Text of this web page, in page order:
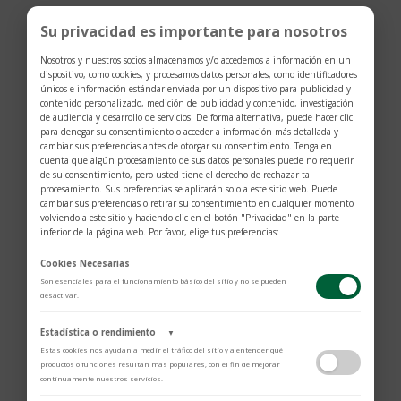
$2.805
Su privacidad es importante para nosotros
Nosotros y nuestros socios almacenamos y/o accedemos a información en un
dispositivo, como cookies, y procesamos datos personales, como identificadores
únicos e información estándar enviada por un dispositivo para publicidad y
contenido personalizado, medición de publicidad y contenido, investigación
de audiencia y desarrollo de servicios. De forma alternativa, puede hacer clic
para denegar su consentimiento o acceder a información más detallada y
cambiar sus preferencias antes de otorgar su consentimiento. Tenga en
cuenta que algún procesamiento de sus datos personales puede no requerir
de su consentimiento, pero usted tiene el derecho de rechazar tal
procesamiento. Sus preferencias se aplicarán solo a este sitio web. Puede
cambiar sus preferencias o retirar su consentimiento en cualquier momento
volviendo a este sitio y haciendo clic en el botón "Privacidad" en la parte
inferior de la página web. Por favor, elige tus preferencias:
Cookies Necesarias
Son esenciales para el funcionamiento básico del sitio y no se pueden
desactivar.
Estadística o rendimiento
▼
Estas cookies nos ayudan a medir el tráfico del sitio y a entender qué
productos o funciones resultan más populares, con el fin de mejorar
continuamente nuestros servicios.